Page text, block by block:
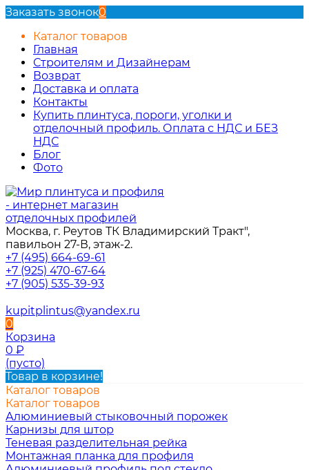
Заказать звонок0
Каталог товаров
Главная
Строителям и Дизайнерам
Возврат
Доставка и оплата
Контакты
Купить плинтуса, пороги, уголки и
отделочный профиль. Оплата с НДС и БЕЗ
НДС
Блог
Фото
Москва, г. Реутов ТК Владимирский Тракт",
павильон 27-В, этаж-2.
+7 (495) 664-69-61
+7 (925) 470-67-64
+7 (905) 535-39-93
kupitplintus@yandex.ru
0
Корзина
0 ₽
(пусто)
Товар в корзине!
Каталог товаров
Каталог товаров
Алюминиевый стыковочный порожек
Карнизы для штор
Теневая разделительная рейка
Монтажная планка для профиля